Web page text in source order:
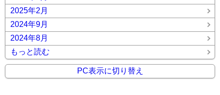
2025年2月
2024年9月
2024年8月
もっと読む
PC表示に切り替え